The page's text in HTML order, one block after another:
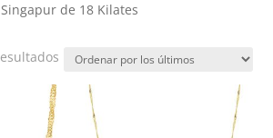
Singapur de 18 Kilates
Ordenado
últimos